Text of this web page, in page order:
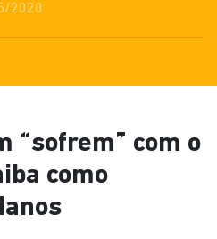
2020
“sofrem” com o
como